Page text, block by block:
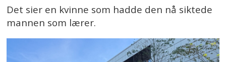
Det sier en kvinne som hadde den nå siktede
mannen som lærer.